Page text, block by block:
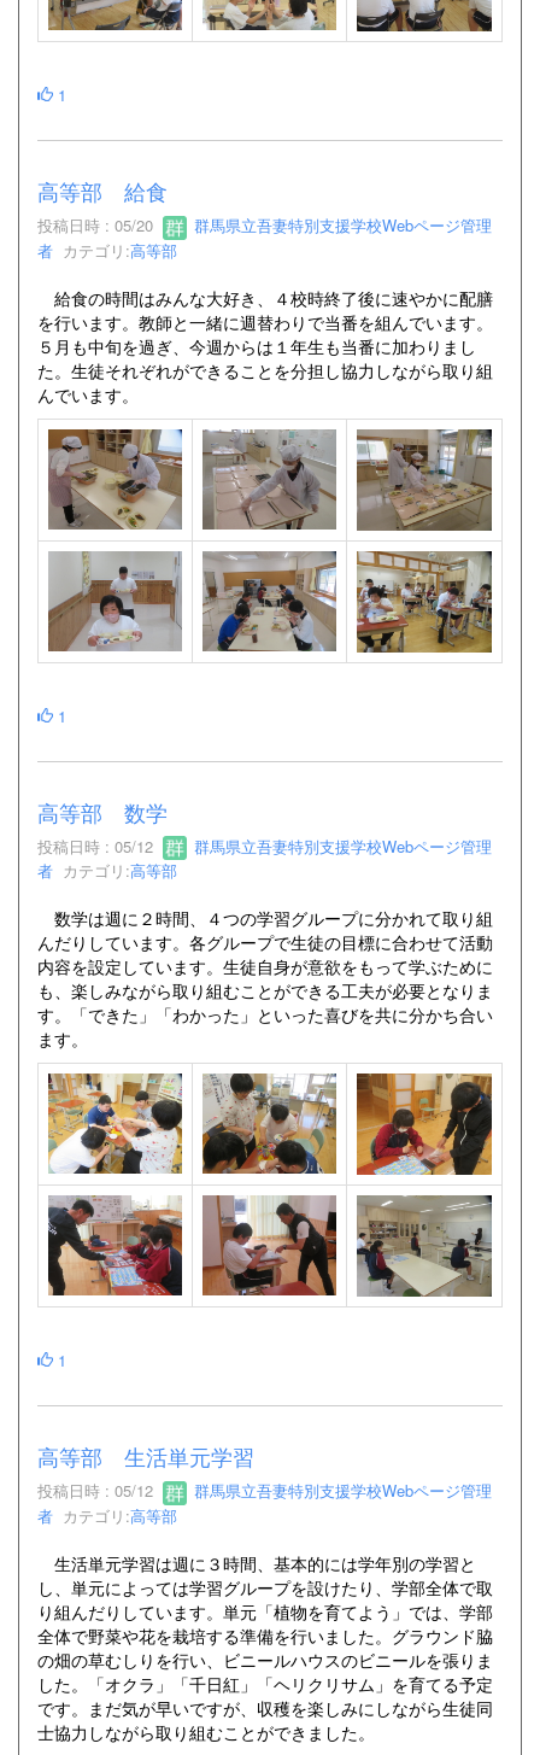
1
高等部 給食
投稿日時 : 05/20
群馬県立吾妻特別支援学校Webページ管理
者 カテゴリ:高等部
給食の時間はみんな大好き、４校時終了後に速やかに配膳
を行います。教師と一緒に週替わりで当番を組んでいます。
５月も中旬を過ぎ、今週からは１年生も当番に加わりまし
た。生徒それぞれができることを分担し協力しながら取り組
んでいます。
1
高等部 数学
投稿日時 : 05/12
群馬県立吾妻特別支援学校Webページ管理
者 カテゴリ:高等部
数学は週に２時間、４つの学習グループに分かれて取り組
んだりしています。各グループで生徒の目標に合わせて活動
内容を設定しています。生徒自身が意欲をもって学ぶために
も、楽しみながら取り組むことができる工夫が必要となりま
す。「できた」「わかった」といった喜びを共に分かち合い
ます。
1
高等部 生活単元学習
投稿日時 : 05/12
群馬県立吾妻特別支援学校Webページ管理
者 カテゴリ:高等部
生活単元学習は週に３時間、基本的には学年別の学習と
し、単元によっては学習グループを設けたり、学部全体で取
り組んだりしています。単元「植物を育てよう」では、学部
全体で野菜や花を栽培する準備を行いました。グラウンド脇
の畑の草むしりを行い、ビニールハウスのビニールを張りま
した。「オクラ」「千日紅」「ヘリクリサム」を育てる予定
です。まだ気が早いですが、収穫を楽しみにしながら生徒同
士協力しながら取り組むことができました。